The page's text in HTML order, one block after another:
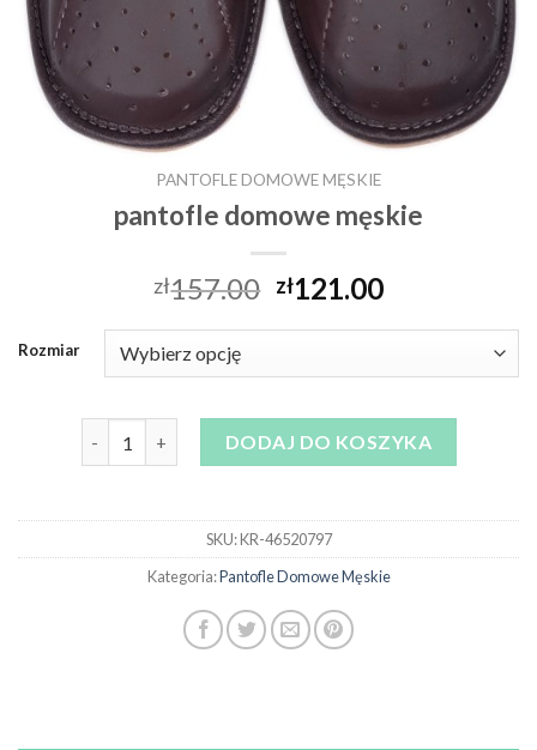
PANTOFLE DOMOWE MĘSKIE
pantofle domowe męskie
zł157.00 zł121.00
Rozmiar
DODAJ DO KOSZYKA
SKU:KR-46520797
Kategoria:Pantofle Domowe Męskie